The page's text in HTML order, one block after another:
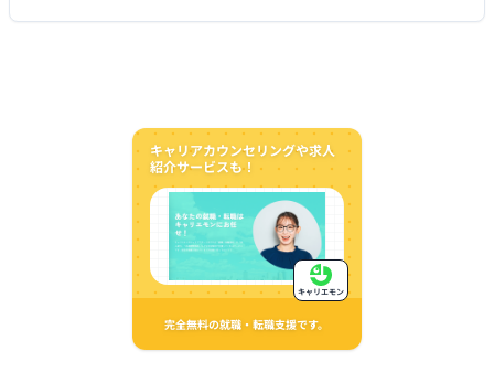
キャリアカウンセリングや求人
紹介サービスも！
完全無料の就職・転職支援です。
キャリエモン